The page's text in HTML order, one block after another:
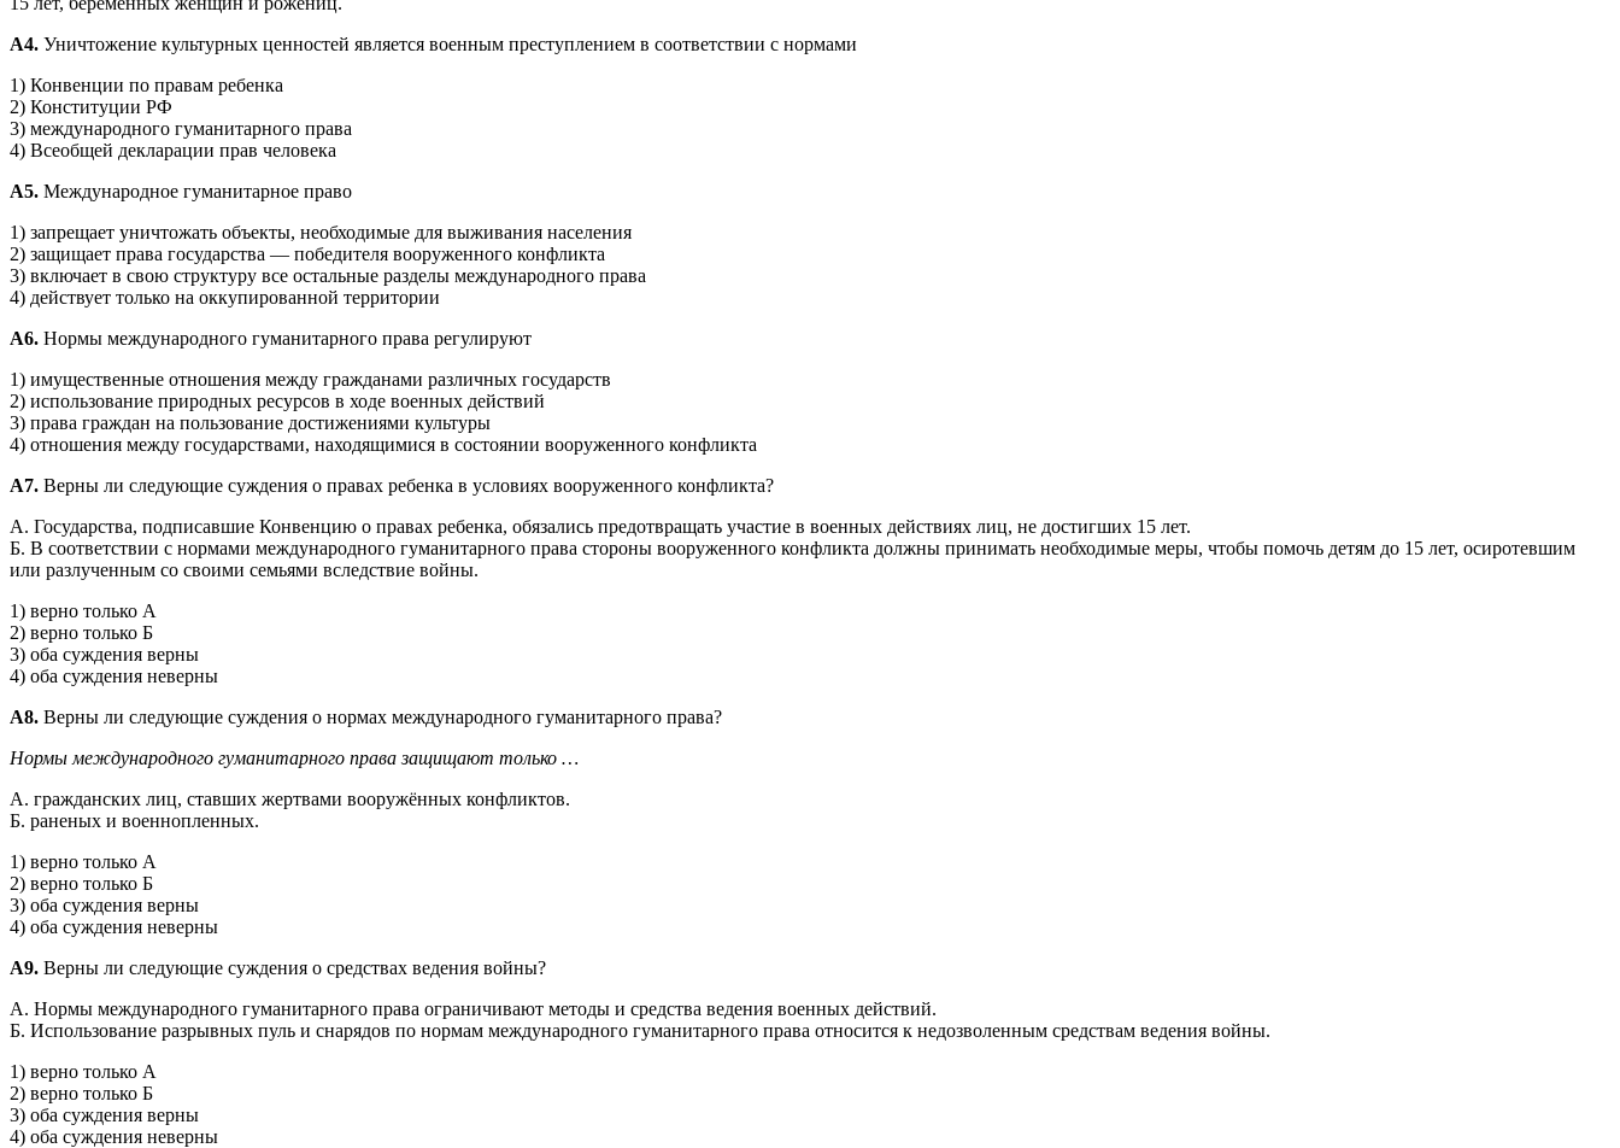
А4. Уничтожение культурных ценностей является военным преступлением в соответствии с нормами
1) Конвенции по правам ребенка
2) Конституции РФ
3) международного гуманитарного права
4) Всеобщей декларации прав человека
А5. Международное гуманитарное право
1) запрещает уничтожать объекты, необходимые для выживания населения
2) защищает права государства — победителя вооруженного конфликта
3) включает в свою структуру все остальные разделы международного права
4) действует только на оккупированной территории
А6. Нормы международного гуманитарного права регулируют
1) имущественные отношения между гражданами различных государств
2) использование природных ресурсов в ходе военных действий
3) права граждан на пользование достижениями культуры
4) отношения между государствами, находящимися в состоянии вооруженного конфликта
А7. Верны ли следующие суждения о правах ребенка в условиях вооруженного конфликта?
А. Государства, подписавшие Конвенцию о правах ребенка, обязались предотвращать участие в военных действиях лиц, не достиг­ших 15 лет.
Б. В соответствии с нормами международного гуманитарного права стороны вооруженного конфликта должны принимать необходимые меры, чтобы помочь детям до 15 лет, осиротевшим
или разлученным со своими семьями вследствие войны.
1) верно только А
2) верно только Б
3) оба суждения верны
4) оба суждения неверны
А8. Верны ли следующие суждения о нормах международного гуманитарного права?
Нормы международного гуманитарного права защищают только …
А. гражданских лиц, ставших жертвами вооружённых конфликтов.
Б. раненых и военнопленных.
1) верно только А
2) верно только Б
3) оба суждения верны
4) оба суждения неверны
А9. Верны ли следующие суждения о средствах ведения войны?
А. Нормы международного гуманитарного права ограничивают методы и средства ведения военных действий.
Б. Использование разрывных пуль и снарядов по нормам международного гуманитарного права относится к недозволенным средствам ведения войны.
1) верно только А
2) верно только Б
3) оба суждения верны
4) оба суждения неверны